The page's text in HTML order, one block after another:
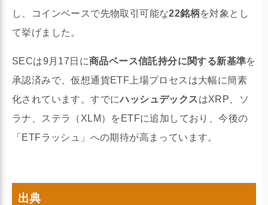
し、コインベースで先物取引可能な22銘柄を対象とし
て挙げました。
SECは9月17日に商品ベース信託持分に関する新基準を
承認済みで、仮想通貨ETF上場プロセスは大幅に簡素
化されています。すでにハッシュデックスはXRP、ソ
ラナ、ステラ（XLM）をETFに追加しており、今後の
「ETFラッシュ」への期待が高まっています。
出典